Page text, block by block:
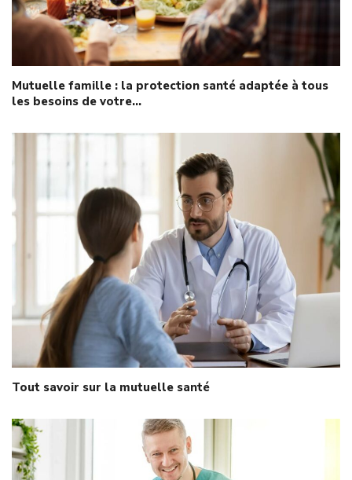
Mutuelle famille : la protection santé adaptée à tous
les besoins de votre…
Tout savoir sur la mutuelle santé